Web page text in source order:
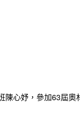
陳心妤，參加63屆奧